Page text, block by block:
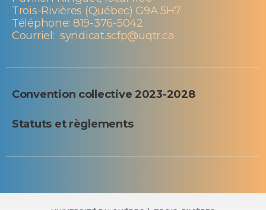
Trois-Rivières (Québec) G9A 5H7
Téléphone: 819-376-5042
Courriel: syndicat.scfp@uqtr.ca
Convention collective 2023-2028
Statuts et règlements